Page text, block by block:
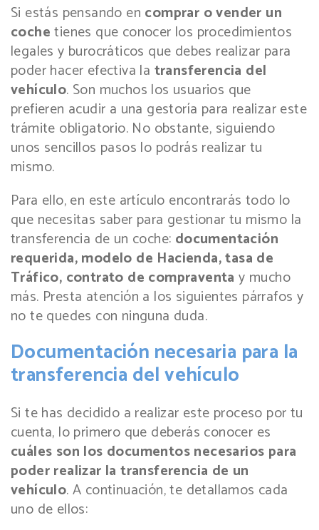
Si estás pensando en comprar o vender un
cochetienes que conocer los procedimientos
legales y burocráticos que debes realizar para
poder hacer efectiva la transferencia del
vehículo. Son muchos los usuarios que
prefieren acudir a una gestoría para realizar este
trámite obligatorio. No obstante, siguiendo
unos sencillos pasos lo podrás realizar tu
mismo.
Para ello, en este artículo encontrarás todo lo
que necesitas saber para gestionar tu mismo la
transferencia de un coche: documentación
requerida, modelo de Hacienda, tasa de
Tráfico, contrato de compraventa y mucho
más. Presta atención a los siguientes párrafos y
no te quedes con ninguna duda.
Documentación necesaria para la
transferencia del vehículo
Si te has decidido a realizar este proceso por tu
cuenta, lo primero que deberás conocer es
cuáles son los documentos necesarios para
poder realizar la transferencia de un
vehículo. A continuación, te detallamos cada
uno de ellos: